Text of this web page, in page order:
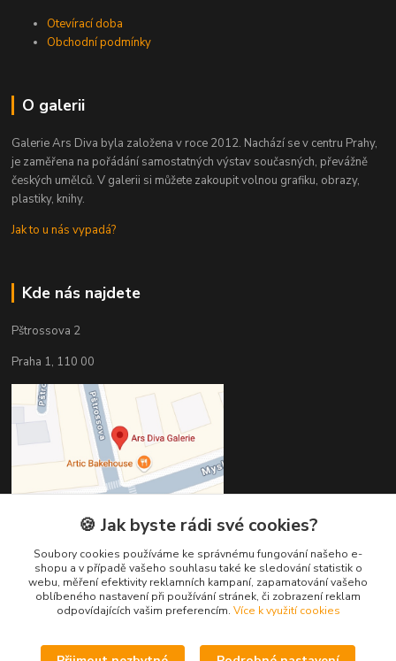
Otevírací doba
Obchodní podmínky
O galerii
Galerie Ars Diva byla založena v roce 2012. Nachází se v centru Prahy,
je zaměřena na pořádání samostatných výstav současných, převážně
českých umělců. V galerii si můžete zakoupit volnou grafiku, obrazy,
plastiky, knihy.
Jak to u nás vypadá?
Kde nás najdete
Pštrossova 2
Praha 1, 110 00
Kontakty
+420 603 821 712
🍪 Jak byste rádi své cookies?
Soubory cookies používáme ke správnému fungování našeho e-
shopu a v případě vašeho souhlasu také ke sledování statistik o
webu, měření efektivity reklamních kampaní, zapamatování vašeho
oblíbeného nastavení při používání stránek, či zobrazení reklam
odpovídajících vašim preferencím. Více k využití cookies